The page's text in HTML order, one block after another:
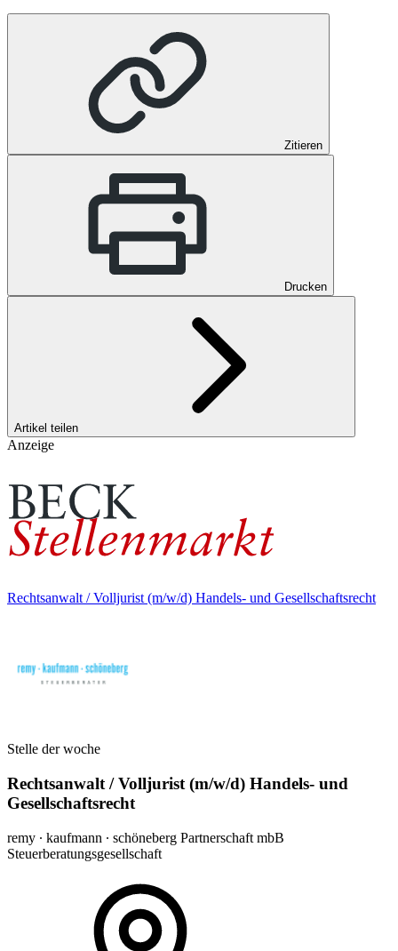
Zitieren
Drucken
Artikel teilen
Anzeige
Rechtsanwalt / Volljurist (m/w/d) Handels- und Gesellschaftsrecht
Stelle der woche
Rechtsanwalt / Volljurist (m/w/d) Handels- und
Gesellschaftsrecht
remy ∙ kaufmann ∙ schöneberg Partnerschaft mbB
Steuerberatungsgesellschaft